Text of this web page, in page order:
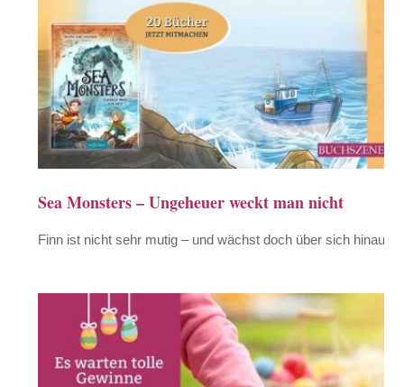
Sea Monsters – Ungeheuer weckt man nicht
Finn ist nicht sehr mutig – und wächst doch über sich hinaus